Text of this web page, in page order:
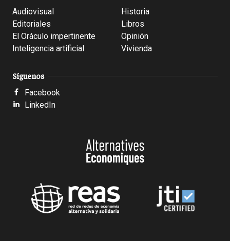
Audiovisual
Editoriales
El Oráculo impertinente
Inteligencia artificial
Historia
Libros
Opinión
Vivienda
Síguenos
Facebook
LinkedIn